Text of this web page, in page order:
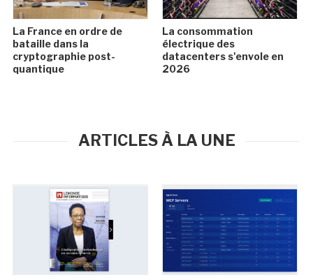
La France en ordre de
bataille dans la
cryptographie post-
quantique
La consommation
électrique des
datacenters s'envole en
2026
ARTICLES À LA UNE